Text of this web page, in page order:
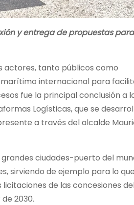
y entrega de propuestas
actores, tanto públicos como
internacional para
fue la principal conclusión a
Logísticas, que se
a través del alcalde
ciudades-puerto del
sirviendo de ejemplo para lo
de las concesiones
2030.